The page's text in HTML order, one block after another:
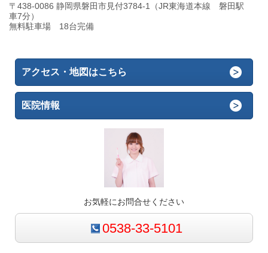
〒438-0086 静岡県磐田市見付3784-1（JR東海道本線 磐田駅
車7分）
無料駐車場 18台完備
アクセス・地図はこちら
医院情報
お気軽にお問合せください
0538-33-5101